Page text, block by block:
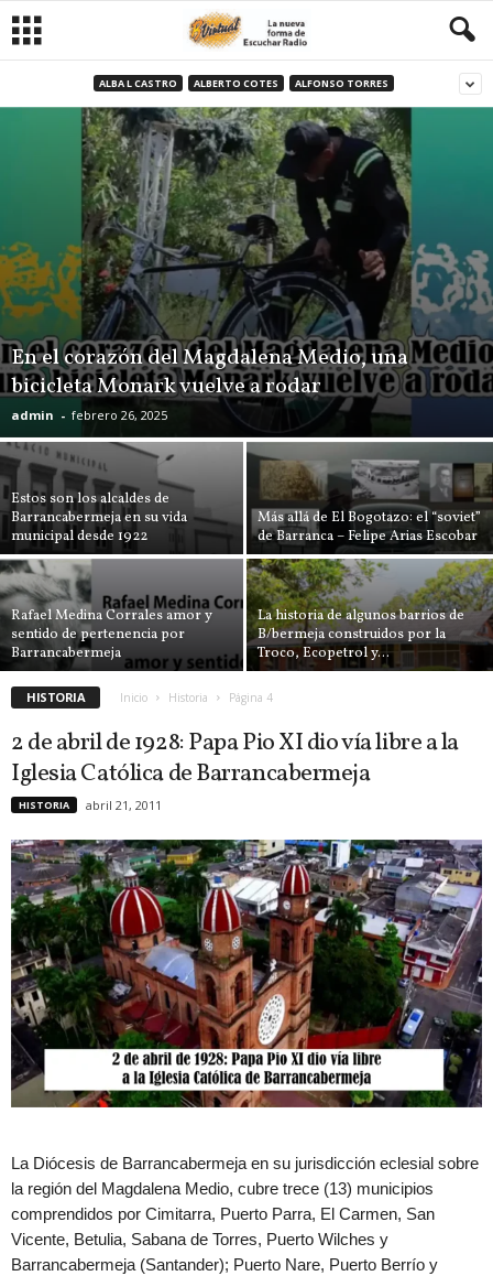
ALBA L CASTRO ALBERTO COTES ALFONSO TORRES
En el corazón del Magdalena Medio, una
bicicleta Monark vuelve a rodar
admin - febrero 26, 2025
Estos son los alcaldes de
Barrancabermeja en su vida
municipal desde 1922
Más allá de El Bogotazo: el “soviet”
de Barranca – Felipe Arias Escobar
Rafael Medina Corrales amor y
sentido de pertenencia por
Barrancabermeja
La historia de algunos barrios de
B/bermeja construidos por la
Troco, Ecopetrol y...
HISTORIA Inicio Historia Página 4
2 de abril de 1928: Papa Pio XI dio vía libre a la
Iglesia Católica de Barrancabermeja
HISTORIA abril 21, 2011
La Diócesis de Barrancabermeja en su jurisdicción eclesial sobre
la región del Magdalena Medio, cubre trece (13) municipios
comprendidos por Cimitarra, Puerto Parra, El Carmen, San
Vicente, Betulia, Sabana de Torres, Puerto Wilches y
Barrancabermeja (Santander); Puerto Nare, Puerto Berrío y